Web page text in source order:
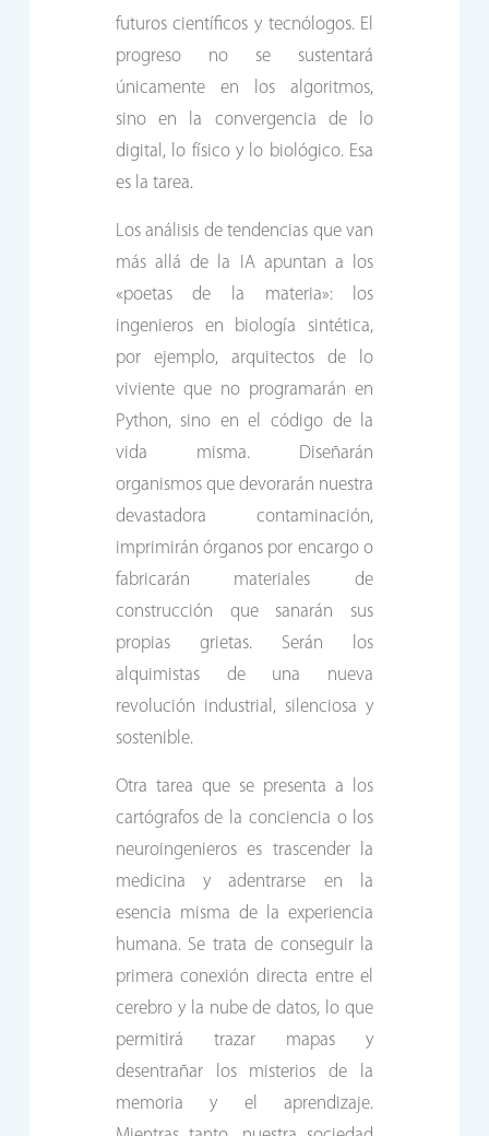
futuros científicos y tecnólogos. El
progreso no se sustentará
únicamente en los algoritmos,
sino en la convergencia de lo
digital, lo físico y lo biológico. Esa
es la tarea.
Los análisis de tendencias que van
más allá de la IA apuntan a los
«poetas de la materia»: los
ingenieros en biología sintética,
por ejemplo, arquitectos de lo
viviente que no programarán en
Python, sino en el código de la
vida misma. Diseñarán
organismos que devorarán nuestra
devastadora contaminación,
imprimirán órganos por encargo o
fabricarán materiales de
construcción que sanarán sus
propias grietas. Serán los
alquimistas de una nueva
revolución industrial, silenciosa y
sostenible.
Otra tarea que se presenta a los
cartógrafos de la conciencia o los
neuroingenieros es trascender la
medicina y adentrarse en la
esencia misma de la experiencia
humana. Se trata de conseguir la
primera conexión directa entre el
cerebro y la nube de datos, lo que
permitirá trazar mapas y
desentrañar los misterios de la
memoria y el aprendizaje.